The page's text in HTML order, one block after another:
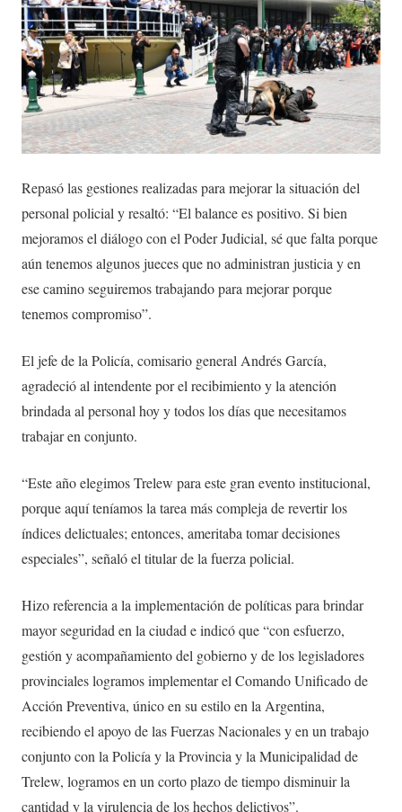
Repasó las gestiones realizadas para mejorar la situación del
personal policial y resaltó: “El balance es positivo. Si bien
mejoramos el diálogo con el Poder Judicial, sé que falta porque
aún tenemos algunos jueces que no administran justicia y en
ese camino seguiremos trabajando para mejorar porque
tenemos compromiso”.
El jefe de la Policía, comisario general Andrés García,
agradeció al intendente por el recibimiento y la atención
brindada al personal hoy y todos los días que necesitamos
trabajar en conjunto.
“Este año elegimos Trelew para este gran evento institucional,
porque aquí teníamos la tarea más compleja de revertir los
índices delictuales; entonces, ameritaba tomar decisiones
especiales”, señaló el titular de la fuerza policial.
Hizo referencia a la implementación de políticas para brindar
mayor seguridad en la ciudad e indicó que “con esfuerzo,
gestión y acompañamiento del gobierno y de los legisladores
provinciales logramos implementar el Comando Unificado de
Acción Preventiva, único en su estilo en la Argentina,
recibiendo el apoyo de las Fuerzas Nacionales y en un trabajo
conjunto con la Policía y la Provincia y la Municipalidad de
Trelew, logramos en un corto plazo de tiempo disminuir la
cantidad y la virulencia de los hechos delictivos”.